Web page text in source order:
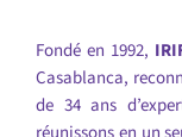
Fondé en 1992,
Casablanca,
de 34 ans